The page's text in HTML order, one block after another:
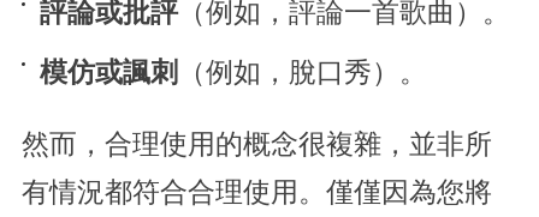
評論或批評（例如，評論一首歌曲）。
模仿或諷刺
（例如，脫口秀）。
然而，合理使用的概念很複雜，並非所
有情況都符合合理使用。僅僅因為您將